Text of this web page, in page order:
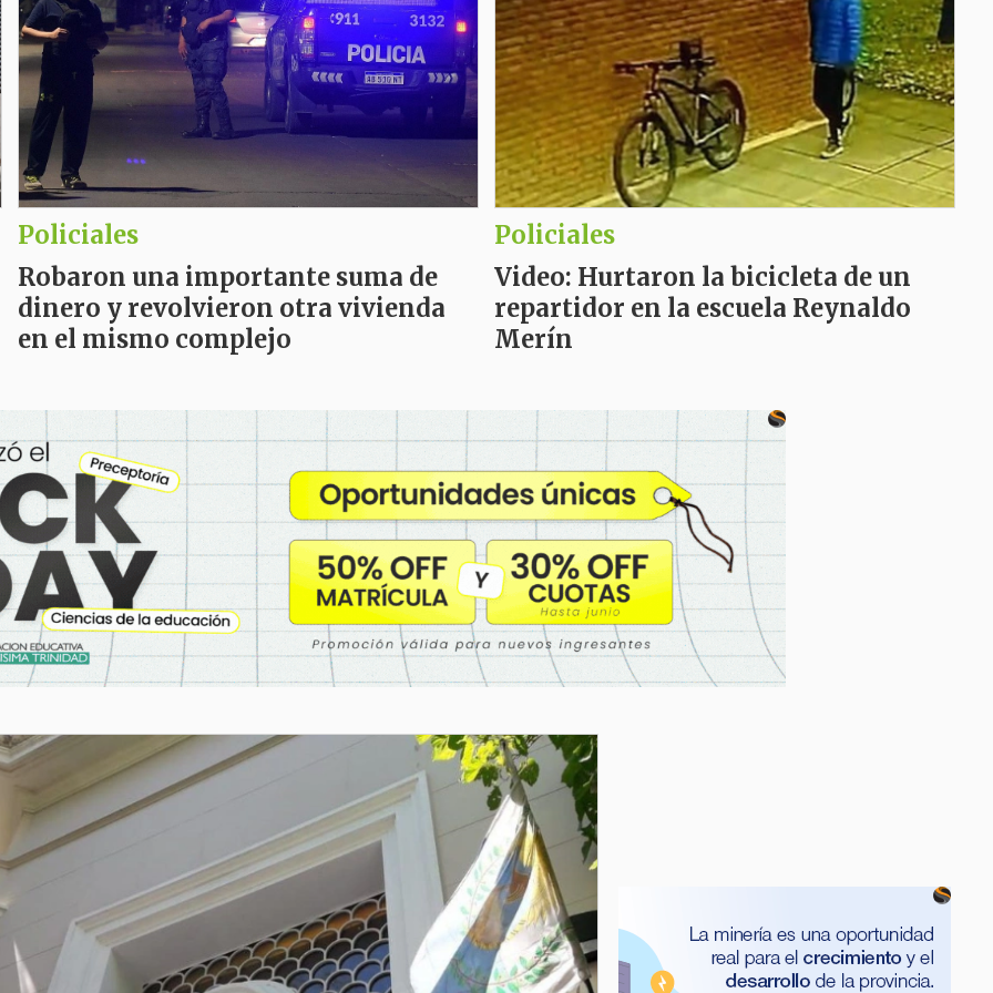
Policiales
Video: Hurtaron la bicicleta de un
repartidor en la escuela Reynaldo
Merín
Policiales
Robaron una importante suma de
dinero y revolvieron otra vivienda
en el mismo complejo